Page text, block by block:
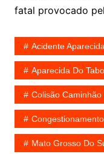
fatal provocado
Acidente
Aparecida Do
Colisão Caminhão
Mato Grosso Do